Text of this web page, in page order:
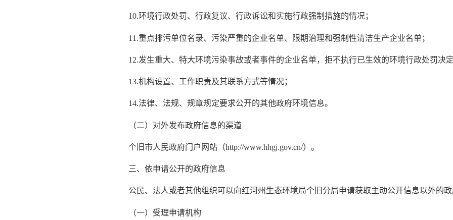
10.环境行政处罚、行政复议、行政诉讼和实施行政强制措施的情况；
11.重点排污单位名录、污染严重的企业名单、限期治理和强制性清洁生产企业名单；
12.发生重大、特大环境污染事故或者事件的企业名单，拒不执行已生效的环境行政处罚决定
13.机构设置、工作职责及其联系方式等情况；
14.法律、法规、规章规定要求公开的其他政府环境信息。
（二）对外发布政府信息的渠道
个旧市人民政府门户网站（http://www.hhgj.gov.cn/）。
三、依申请公开的政府信息
公民、法人或者其他组织可以向红河州生态环境局个旧分局申请获取主动公开信息以外的政
（一）受理申请机构